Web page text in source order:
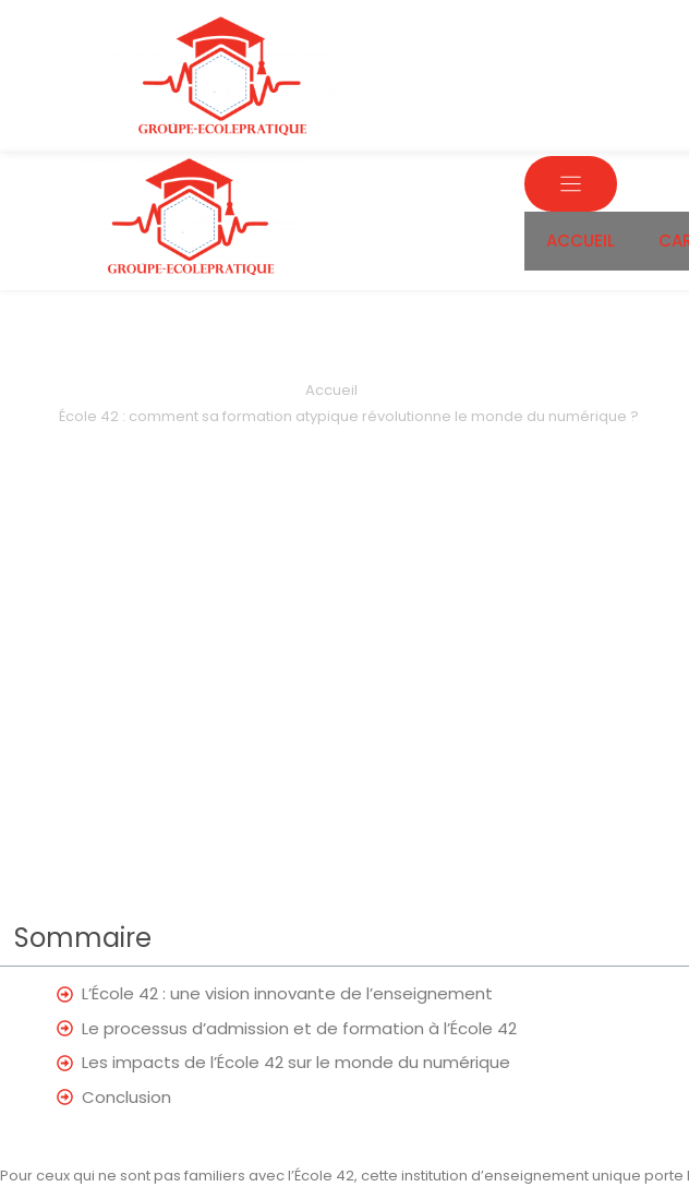
ACCUEIL
Accueil
École 42 : comment sa formation atypique révolutionne le monde du numérique ?
Sommaire
L’École 42 : une vision innovante de l’enseignement
Le processus d’admission et de formation à l’École 42
Les impacts de l’École 42 sur le monde du numérique
Conclusion
Pour ceux qui ne sont pas familiers avec l’École 42, cette institution d’enseignement unique porte